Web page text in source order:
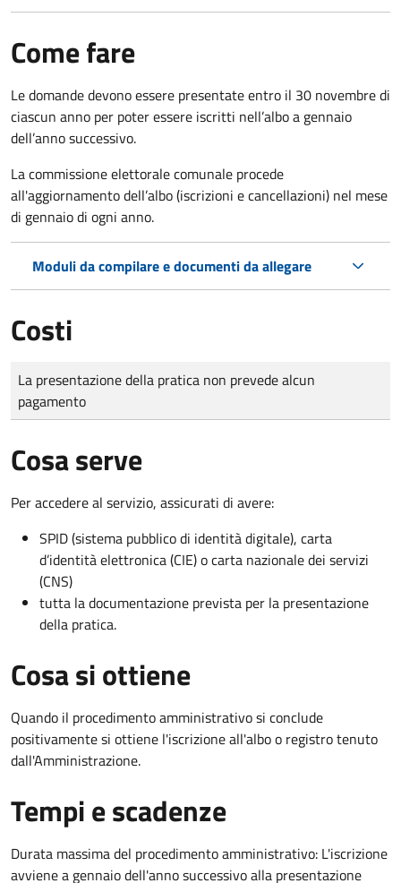
Come fare
Le domandedevono essere presentate entro il 30 novembre di
ciascun anno per poter essere iscritti nell’albo a gennaio
dell’anno successivo.
La commissione elettorale comunale procede
all'aggiornamento dell’albo (iscrizioni e cancellazioni) nel mese
di gennaio di ogni anno.
Moduli da compilare e documenti da allegare
Costi
Tipo di pagamento
Importo
La presentazione della pratica non prevede alcun
pagamento
Cosa serve
Per accedere al servizio, assicurati di avere:
SPID (sistema pubblico di identità digitale), carta
d’identità elettronica (CIE) o carta nazionale dei servizi
(CNS)
tutta la documentazione prevista per la presentazione
della pratica.
Cosa si ottiene
Quando il procedimento amministrativo si conclude
positivamente si ottiene l'iscrizione all'albo o registro tenuto
dall'Amministrazione.
Tempi e scadenze
Durata massima del procedimento amministrativo: L'iscrizione
avviene a gennaio dell'anno successivo alla presentazione